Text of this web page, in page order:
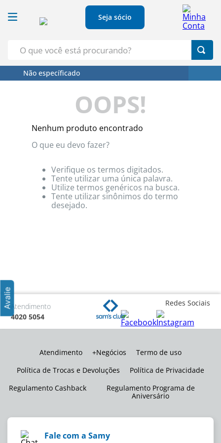
Seja sócio
Não específicado
OOPS!
Nenhum produto encontrado
O que eu devo fazer?
Verifique os termos digitados.
Tente utilizar uma única palavra.
Utilize termos genéricos na busca.
Tente utilizar sinônimos do termo
desejado.
Atendimento
4020 5054
Redes Sociais
Atendimento +Negócios
Termo de uso
Política de Trocas e Devoluções
Política de Privacidade
Regulamento Cashback
Regulamento Programa de
Aniversário
Fale com a Samy
Termos Mais Buscados
º Papel Higienico
º Leite
Azeite